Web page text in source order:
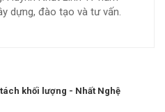
dựng, đào tạo và tư vấn.
khối lượng - Nhất Nghệ